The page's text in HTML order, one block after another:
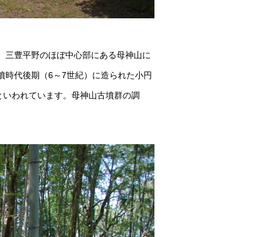
豊平野のほぼ中心部にある母神山に
代後期（6～7世紀）に造られた小円
われています。母神山古墳群の調